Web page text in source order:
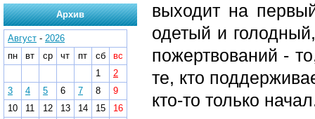
выходит на
одетый и
пожертвований -
те, кто
кто-то только
Архив
Август - 2026
пн
вт ср чт пт сб
вс
1
2
3
4 5 6 7 8
9
10
11 12 13 14 15
16